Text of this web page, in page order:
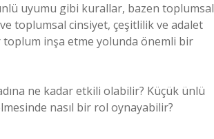
uyumu gibi kurallar, bazen toplumsal
toplumsal cinsiyet, çeşitlilik ve adalet
toplum inşa etme yolunda önemli bir
ne kadar etkili olabilir? Küçük ünlü
nasıl bir rol oynayabilir?